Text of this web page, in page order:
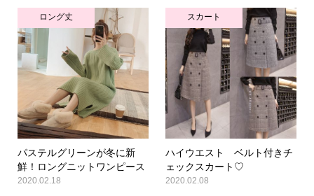
ロング丈
パステルグリーンが冬に新
鮮！ロングニットワンピース
2020.02.18
スカート
ハイウエスト ベルト付きチ
ェックスカート♡
2020.02.08